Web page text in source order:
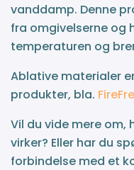
vanddamp. Denne
fra omgivelserne
temperaturen og
Ablative materialer
produkter, bla.
Vil du vide mere om,
virker? Eller har du
forbindelse med et